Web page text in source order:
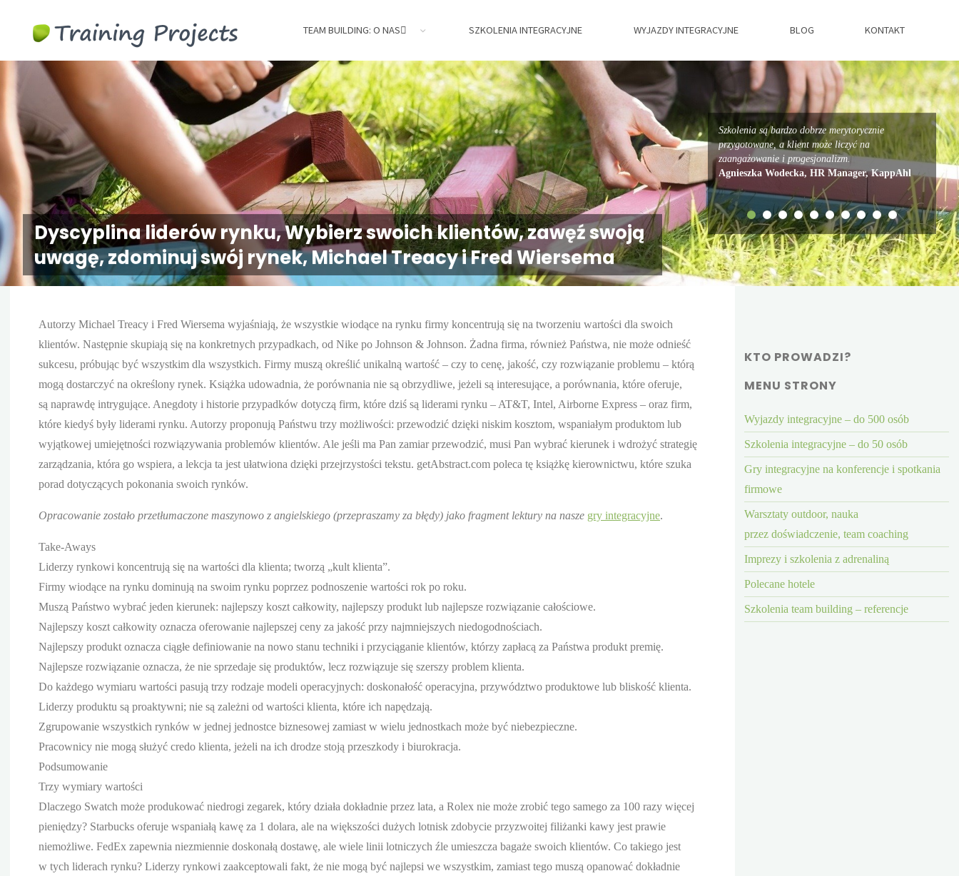
integracyjne,
team
building
TEAM BUILDING: O NAS SZKOLENIA INTEGRACYJNE WYJAZDY INTEGRACYJNE BLOG KONTAKT
Dyscyplina liderów rynku, Wybierz swoich klientów, zawęź swoją
uwagę, zdominuj swój rynek, Michael Treacy i Fred Wiersema
Szkolenia są bardzo dobrze merytorycznie
przygotowane, a klient może liczyć na
zaangażowanie i progesjonalizm.
Agnieszka Wodecka, HR Manager, KappAhl
Autorzy Michael Treacy i Fred Wiersema wyjaśniają, że wszystkie wiodące na rynku firmy koncentrują się na tworzeniu wartości dla swoich
klientów. Następnie skupiają się na konkretnych przypadkach, od Nike po Johnson & Johnson. Żadna firma, również Państwa, nie może odnieść
sukcesu, próbując być wszystkim dla wszystkich. Firmy muszą określić unikalną wartość – czy to cenę, jakość, czy rozwiązanie problemu – którą
mogą dostarczyć na określony rynek. Książka udowadnia, że porównania nie są obrzydliwe, jeżeli są interesujące, a porównania, które oferuje,
są naprawdę intrygujące. Anegdoty i historie przypadków dotyczą firm, które dziś są liderami rynku – AT&T, Intel, Airborne Express – oraz firm,
które kiedyś były liderami rynku. Autorzy proponują Państwu trzy możliwości: przewodzić dzięki niskim kosztom, wspaniałym produktom lub
wyjątkowej umiejętności rozwiązywania problemów klientów. Ale jeśli ma Pan zamiar przewodzić, musi Pan wybrać kierunek i wdrożyć strategię
zarządzania, która go wspiera, a lekcja ta jest ułatwiona dzięki przejrzystości tekstu. getAbstract.com poleca tę książkę kierownictwu, które szuka
porad dotyczących pokonania swoich rynków.
Opracowanie zostało przetłumaczone maszynowo z angielskiego (przepraszamy za błędy) jako fragment lektury na nasze gry integracyjne.
Take-Aways
Liderzy rynkowi koncentrują się na wartości dla klienta; tworzą „kult klienta”.
Firmy wiodące na rynku dominują na swoim rynku poprzez podnoszenie wartości rok po roku.
Muszą Państwo wybrać jeden kierunek: najlepszy koszt całkowity, najlepszy produkt lub najlepsze rozwiązanie całościowe.
Najlepszy koszt całkowity oznacza oferowanie najlepszej ceny za jakość przy najmniejszych niedogodnościach.
Najlepszy produkt oznacza ciągłe definiowanie na nowo stanu techniki i przyciąganie klientów, którzy zapłacą za Państwa produkt premię.
Najlepsze rozwiązanie oznacza, że nie sprzedaje się produktów, lecz rozwiązuje się szerszy problem klienta.
Do każdego wymiaru wartości pasują trzy rodzaje modeli operacyjnych: doskonałość operacyjna, przywództwo produktowe lub bliskość klienta.
Liderzy produktu są proaktywni; nie są zależni od wartości klienta, które ich napędzają.
Zgrupowanie wszystkich rynków w jednej jednostce biznesowej zamiast w wielu jednostkach może być niebezpieczne.
Pracownicy nie mogą służyć credo klienta, jeżeli na ich drodze stoją przeszkody i biurokracja.
Podsumowanie
Trzy wymiary wartości
Dlaczego Swatch może produkować niedrogi zegarek, który działa dokładnie przez lata, a Rolex nie może zrobić tego samego za 100 razy więcej
pieniędzy? Starbucks oferuje wspaniałą kawę za 1 dolara, ale na większości dużych lotnisk zdobycie przyzwoitej filiżanki kawy jest prawie
niemożliwe. FedEx zapewnia niezmiennie doskonałą dostawę, ale wiele linii lotniczych źle umieszcza bagaże swoich klientów. Co takiego jest
w tych liderach rynku? Liderzy rynkowi zaakceptowali fakt, że nie mogą być najlepsi we wszystkim, zamiast tego muszą opanować dokładnie
KTO PROWADZI?
MENU STRONY
Wyjazdy integracyjne – do 500 osób
Szkolenia integracyjne – do 50 osób
Gry integracyjne na konferencje i spotkania
firmowe
Warsztaty outdoor, nauka
przez doświadczenie, team coaching
Imprezy i szkolenia z adrenaliną
Polecane hotele
Szkolenia team building – referencje